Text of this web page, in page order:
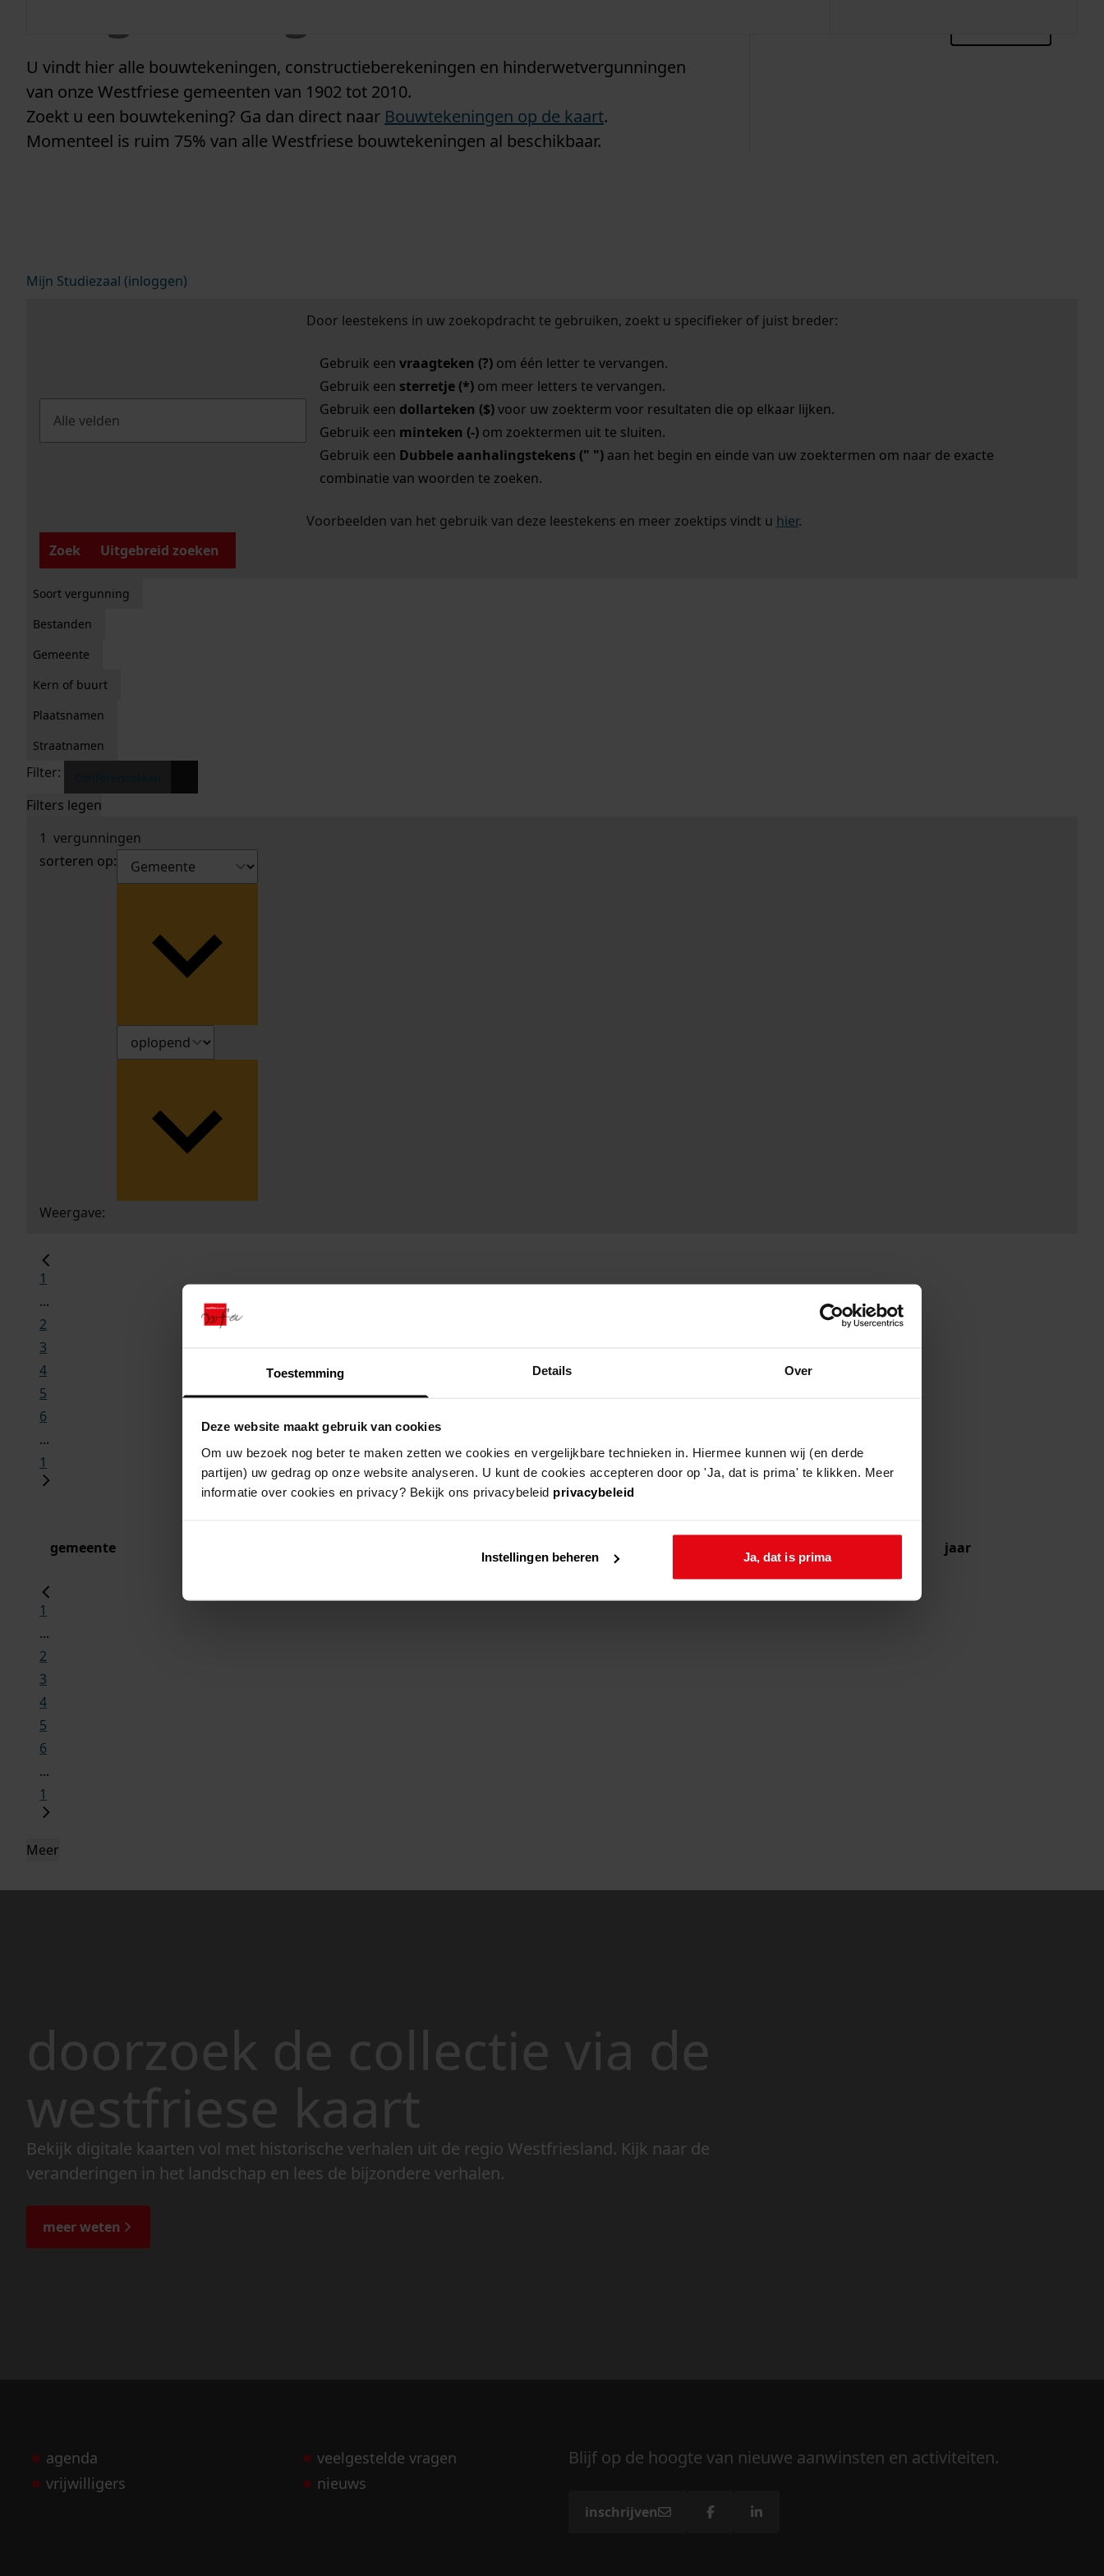
Toestemming Details Over
Deze website maakt gebruik van cookies
Om uw bezoek nog beter te maken zetten we cookies en vergelijkbare technieken in. Hiermee kunnen wij (en derde
partijen) uw gedrag op onze website analyseren. U kunt de cookies accepteren door op 'Ja, dat is prima' te klikken. Meer
informatie over cookies en privacy? Bekijk ons privacybeleid privacybeleid
Instellingen beheren Ja, dat is prima
U vindt hier alle bouwtekeningen, constructieberekeningen en hinderwetvergunningen
van onze Westfriese gemeenten van 1902 tot 2010.
Zoekt u een bouwtekening? Ga dan direct naar Bouwtekeningen op de kaart.
Momenteel is ruim 75% van alle Westfriese bouwtekeningen al beschikbaar.
Mijn Studiezaal (inloggen)
Door leestekens in uw zoekopdracht te gebruiken, zoekt u specifieker of juist breder:
Gebruik een vraagteken (?)om één letter te vervangen.
Gebruik een sterretje (*)om meer letters te vervangen.
Gebruik een dollarteken ($)voor uw zoekterm voor resultaten die op elkaar lijken.
Gebruik een minteken (-)om zoektermen uit te sluiten.
Gebruik een Dubbele aanhalingstekens (" ")aan het begin en einde van uw zoektermen om naar de exacte
combinatie van woorden te zoeken.
Voorbeelden van het gebruik van deze leestekens en meer zoektips vindt u hier.
Zoek
Uitgebreid zoeken
Soort vergunning
Bestanden
Gemeente
Kern of buurt
Plaatsnamen
Straatnamen
Filter:
Filters legen
1 vergunningen
sorteren op:
Weergave:
1
...
2
3
4
5
6
...
1
gemeente jaar
1
...
2
3
4
5
6
...
1
Meer
doorzoek de collectie via de
westfriese kaart
Bekijk digitale kaarten vol met historische verhalen uit de regio Westfriesland. Kijk naar de
veranderingen in het landschap en lees de bijzondere verhalen.
meer weten
agenda
vrijwilligers
veelgestelde vragen
nieuws
Blijf op de hoogte van nieuwe aanwinsten en activiteiten.
inschrijven